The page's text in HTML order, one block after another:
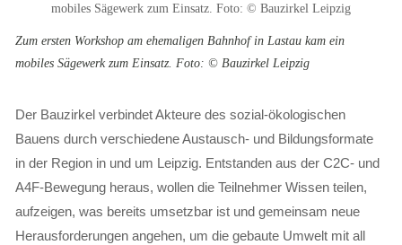
Zum ersten Workshop am ehemaligen Bahnhof in Lastau kam ein
mobiles Sägewerk zum Einsatz. Foto: © Bauzirkel Leipzig
Der Bauzirkel verbindet Akteure des sozial-ökologischen
Bauens durch verschiedene Austausch- und Bildungsformate
in der Region in und um Leipzig. Entstanden aus der C2C- und
A4F-Bewegung heraus, wollen die Teilnehmer Wissen teilen,
aufzeigen, was bereits umsetzbar ist und gemeinsam neue
Herausforderungen angehen, um die gebaute Umwelt mit all